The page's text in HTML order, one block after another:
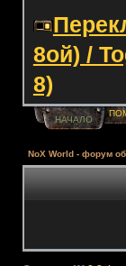
8ой) /
8)
НАЧАЛО
NoX World - форум об